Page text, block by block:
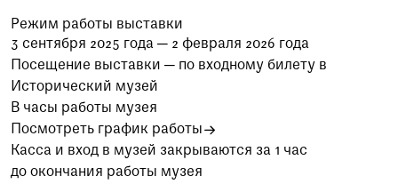
Режим работы выставки
3 сентября 2025 года — 2 февраля 2026 года
Посещение выставки — по входному билету в
Исторический музей
В часы работы музея
Посмотреть график работы
Касса и вход в музей закрываются за 1 час
до окончания работы музея